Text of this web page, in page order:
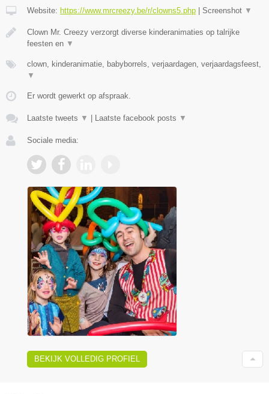
Website: https://www.mrcreezy.be/r/clowns5.php Screenshot ▼
Clown Mr. Creezy verzorgt diverse kinderanimaties op talrijke
feesten en ▼
clown, kinderanimatie, babyborrels, verjaardagen, verjaardagsfeest,
▼
Er wordt gewerkt op afspraak.
Laatste tweets ▼ Laatste facebook posts ▼
Sociale media:
BEKIJK VOLLEDIG PROFIEL